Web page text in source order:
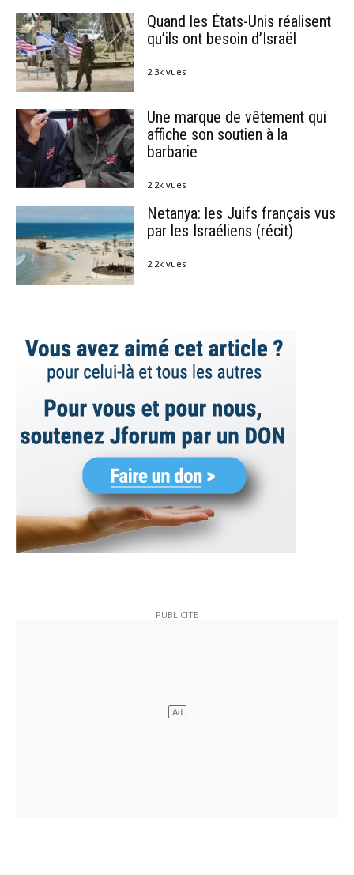
Quand les États-Unis réalisent
qu’ils ont besoin d’Israël
2.3k vues
Une marque de vêtement qui
affiche son soutien à la
barbarie
2.2k vues
Netanya: les Juifs français vus
par les Israéliens (récit)
2.2k vues